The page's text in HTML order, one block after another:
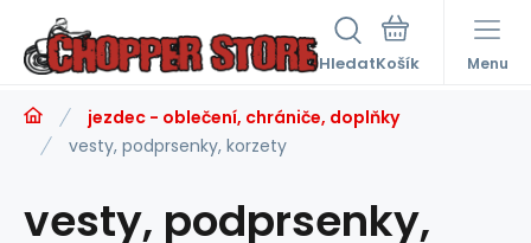
Hledat Menu
jezdec - oblečení, chrániče, doplňky
vesty, podprsenky, korzety
vesty, podprsenky,